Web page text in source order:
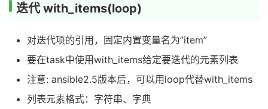
迭代 with_items(loop)
对迭代项的引用，固定内置变量名为”item”
要在task中使用with_items给定要迭代的元素列表
注意: ansible2.5版本后，可以用loop代替with_items
列表元素格式：字符串、字典